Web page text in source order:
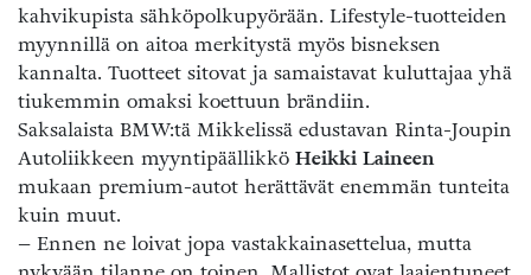
kahvikupista sähköpolkupyörään. Lifestyle-tuotteiden
myynnillä on aitoa merkitystä myös bisneksen
kannalta. Tuotteet sitovat ja samaistavat kuluttajaa yhä
tiukemmin omaksi koettuun brändiin.
Saksalaista BMW:tä Mikkelissä edustavan Rinta-Joupin
Autoliikkeen myyntipäällikkö Heikki Laineen
mukaan premium-autot herättävät enemmän tunteita
kuin muut.
– Ennen ne loivat jopa vastakkainasettelua, mutta